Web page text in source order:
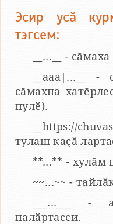
Эсир усӑ
тэгсем:
__...__ -
__aaa|...__ -
сӑмахпа
пулӗ).
__https://
тулаш каҫӑ
**...** - хулӑм
~~...~~ -
___...___ -
палӑртасси.